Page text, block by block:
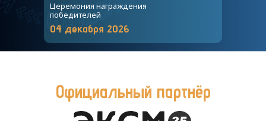
04 декабря 2026
Церемония награждения
победителей
Официальный партнёр